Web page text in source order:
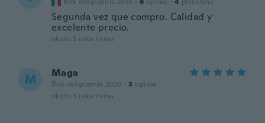
Segunda vez que compro. Calidad y
excelente precio.
około 3 roku temu
M Maga
Rok dołączenia 2020 · 3 opinie
około 3 roku temu